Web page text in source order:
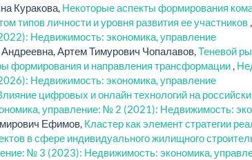
Куракова, Некоторые аспекты формирования
типов личности и уровня развития ее участников,
Недвижимость: экономика, управление
Артем Тимурович Чопалавов,Теневой
формирования и направления трансформации,
Недвижимость: экономика, управление
цифровых и онлайн технологий на
управление: № 2 (2021): Недвижимость:
Ефимов, Кластер как элемент стратегии
в сфере индивидуального жилищного
№ 3 (2023): Недвижимость: экономика,